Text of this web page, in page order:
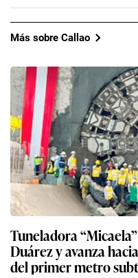
Más sobre Callao
Tuneladora
Duárez y avanza
del primer metro